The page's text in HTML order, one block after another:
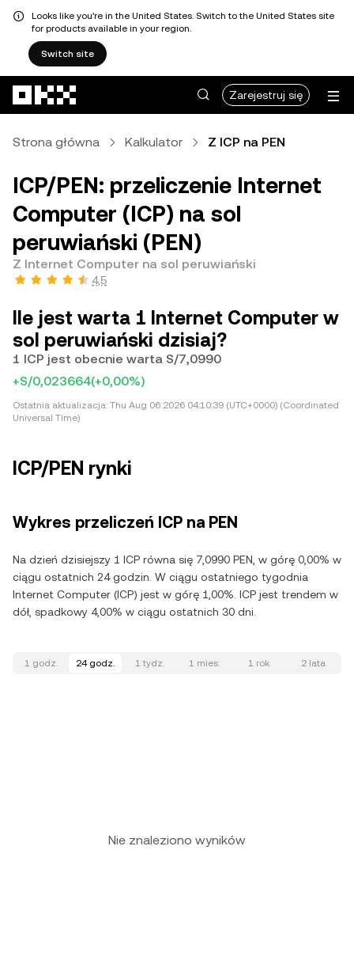
Looks like you're in the United States. Switch to the United States site
for products available in your region.
Switch site
Zarejestruj się
Strona główna Kalkulator Z ICP na PEN
ICP/PEN: przeliczenie Internet
Computer (ICP) na sol
peruwiański (PEN)
Z Internet Computer na sol peruwiański
4,5
Ile jest warta 1 Internet Computer w
sol peruwiański dzisiaj?
1 ICP jest obecnie warta S/7,0990
+S/0,023664(+0,00%)
Ostatnia aktualizacja: Thu Aug 06 2026 04:10:39 (UTC+0000) (Coordinated
Universal Time)
ICP/PEN rynki
Wykres przeliczeń ICP na PEN
Na dzień dzisiejszy 1 ICP równa się 7,0990 PEN, w górę 0,00% w
ciągu ostatnich 24 godzin. W ciągu ostatniego tygodnia
Internet Computer (ICP) jest w górę 1,00%. ICP jest trendem w
dół, spadkowy 4,00% w ciągu ostatnich 30 dni.
1 godz. 24 godz. 1 tydz. 1 mies. 1 rok 2 lata
Nie znaleziono wyników